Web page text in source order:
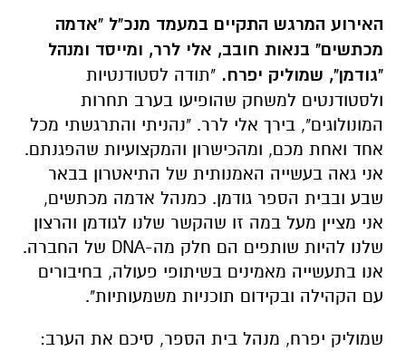
האירוע המרגש התקיים במעמד מנכ"ל "אדמה
מכתשים" בנאות חובב, אלי לרר, ומייסד ומנהל
"גודמן", שמוליק יפרח. "תודה לסטודנטיות
ולסטודנטים למשחק שהופיעו בערב תחרות
המונולוגים", בירך אלי לרר. "נהניתי והתרגשתי מכל
אחד ואחת מכם, ומהכישרון והמקצועיות שהפגנתם.
אני גאה בעשייה האמנותית של התיאטרון בבאר
שבע ובבית הספר גודמן. כמנהל אדמה מכתשים,
אני מציין מעל במה זו שהקשר שלנו לגודמן והרצון
שלנו להיות שותפים הם חלק מה-DNA של החברה.
אנו בתעשייה מאמינים בשיתופי פעולה, בחיבורים
עם הקהילה ובקידום תוכניות משמעותיות".
שמוליק יפרח, מנהל בית הספר, סיכם את הערב: